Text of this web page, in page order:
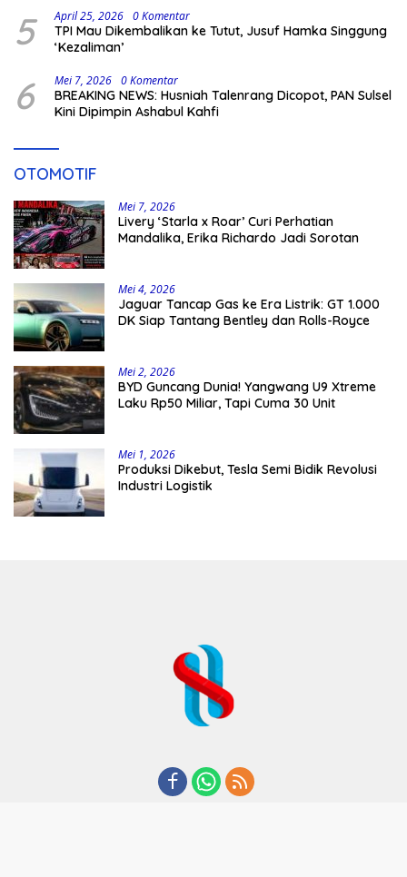
5 April 25, 2026 0 Komentar
TPI Mau Dikembalikan ke Tutut, Jusuf Hamka Singgung
‘Kezaliman’
6 Mei 7, 2026 0 Komentar
BREAKING NEWS: Husniah Talenrang Dicopot, PAN Sulsel
Kini Dipimpin Ashabul Kahfi
OTOMOTIF
Mei 7, 2026
Livery ‘Starla x Roar’ Curi Perhatian
Mandalika, Erika Richardo Jadi Sorotan
Mei 4, 2026
Jaguar Tancap Gas ke Era Listrik: GT 1.000
DK Siap Tantang Bentley dan Rolls-Royce
Mei 2, 2026
BYD Guncang Dunia! Yangwang U9 Xtreme
Laku Rp50 Miliar, Tapi Cuma 30 Unit
Mei 1, 2026
Produksi Dikebut, Tesla Semi Bidik Revolusi
Industri Logistik